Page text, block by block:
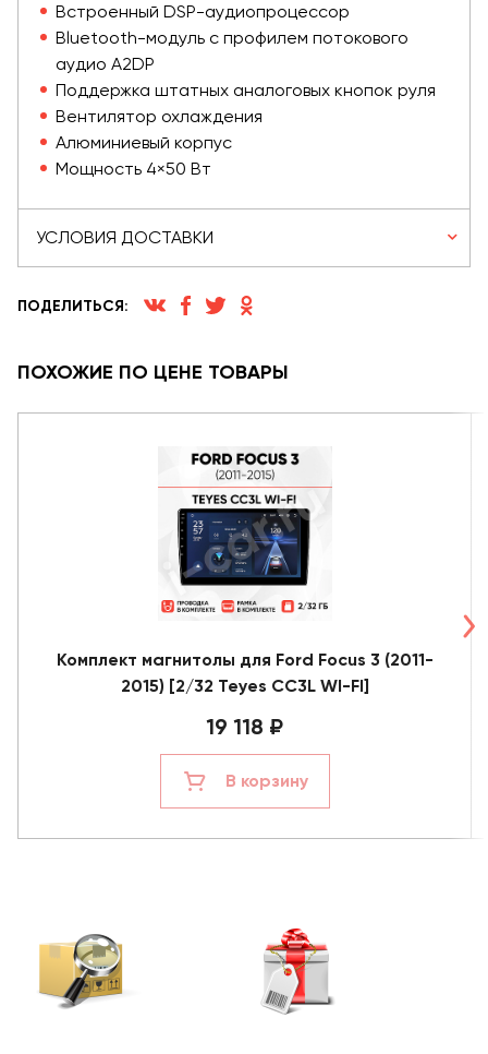
Встроенный DSP-аудиопроцессор
Bluetooth-модуль с профилем потокового
аудио A2DP
Поддержка штатных аналоговых кнопок руля
Вентилятор охлаждения
Алюминиевый корпус
Мощность 4×50 Вт
УСЛОВИЯ ДОСТАВКИ
ПОДЕЛИТЬСЯ:
ПОХОЖИЕ ПО ЦЕНЕ ТОВАРЫ
Комплект магнитолы для Ford Focus 3 (2011-
2015) [2/32 Teyes CC3L WI-FI]
19 118 ₽
В корзину